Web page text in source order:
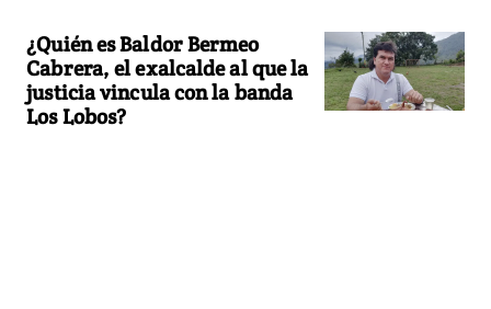
¿Quién es Baldor Bermeo
Cabrera, el exalcalde al que la
justicia vincula con la banda
Los Lobos?